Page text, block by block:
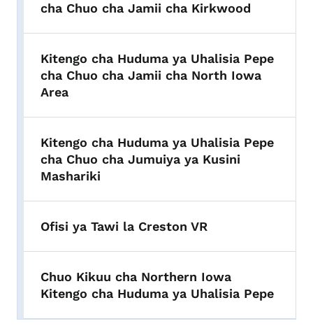
cha Chuo cha Jamii cha Kirkwood
Kitengo cha Huduma ya Uhalisia Pepe
cha Chuo cha Jamii cha North Iowa
Area
Kitengo cha Huduma ya Uhalisia Pepe
cha Chuo cha Jumuiya ya Kusini
Mashariki
Ofisi ya Tawi la Creston VR
Chuo Kikuu cha Northern Iowa
Kitengo cha Huduma ya Uhalisia Pepe